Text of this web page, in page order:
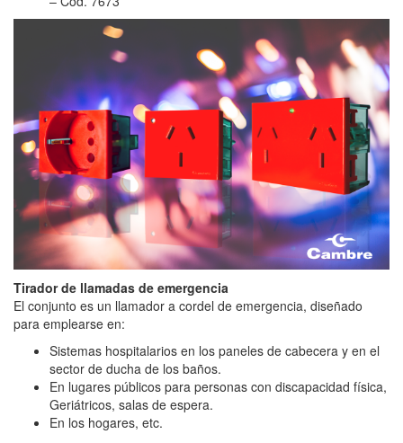
Tirador de llamadas de emergencia
El conjunto es un llamador a cordel de emergencia, diseñado
para emplearse en:
Sistemas hospitalarios en los paneles de cabecera y en el
sector de ducha de los baños.
En lugares públicos para personas con discapacidad física,
Geriátricos, salas de espera.
En los hogares, etc.